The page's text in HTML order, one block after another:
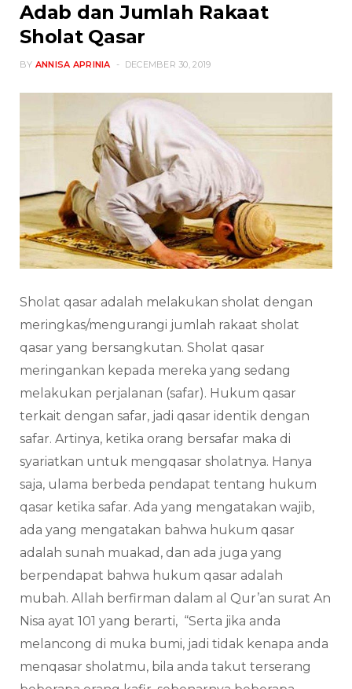
Adab dan Jumlah Rakaat
Sholat Qasar
BY ANNISA APRINIA DECEMBER 30, 2019
Sholat qasar adalah melakukan sholat dengan
meringkas/mengurangi jumlah rakaat sholat
qasar yang bersangkutan. Sholat qasar
meringankan kepada mereka yang sedang
melakukan perjalanan (safar). Hukum qasar
terkait dengan safar, jadi qasar identik dengan
safar. Artinya, ketika orang bersafar maka di
syariatkan untuk mengqasar sholatnya. Hanya
saja, ulama berbeda pendapat tentang hukum
qasar ketika safar. Ada yang mengatakan wajib,
ada yang mengatakan bahwa hukum qasar
adalah sunah muakad, dan ada juga yang
berpendapat bahwa hukum qasar adalah
mubah. Allah berfirman dalam al Qur’an surat An
Nisa ayat 101 yang berarti, “Serta jika anda
melancong di muka bumi, jadi tidak kenapa anda
menqasar sholatmu, bila anda takut terserang